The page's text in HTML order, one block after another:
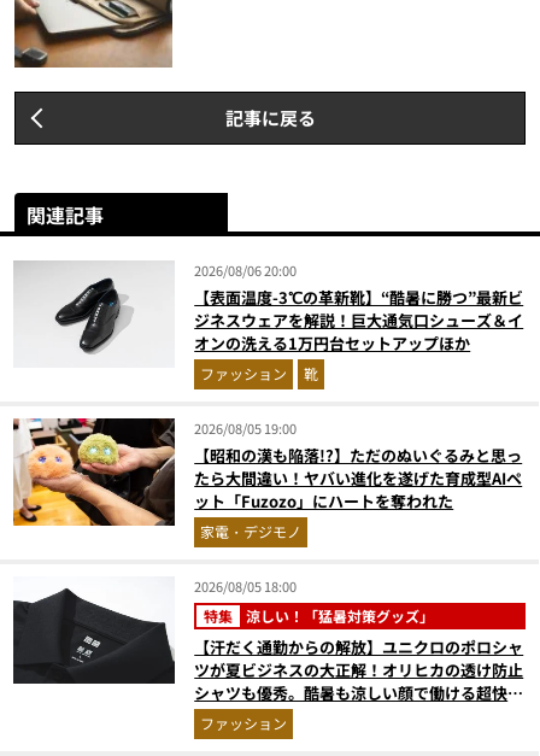
記事に戻る
関連記事
2026/08/06 20:00
【表面温度-3℃の革新靴】“酷暑に勝つ”最新ビ
ジネスウェアを解説！巨大通気口シューズ＆イ
オンの洗える1万円台セットアップほか
ファッション 靴
2026/08/05 19:00
【昭和の漢も陥落!?】ただのぬいぐるみと思っ
たら大間違い！ヤバい進化を遂げた育成型AIペ
ット「Fuzozo」にハートを奪われた
家電・デジモノ
2026/08/05 18:00
特集 涼しい！「猛暑対策グッズ」
【汗だく通勤からの解放】ユニクロのポロシャ
ツが夏ビジネスの大正解！オリヒカの透け防止
シャツも優秀。酷暑も涼しい顔で働ける超快適
ウエアの実力
ファッション